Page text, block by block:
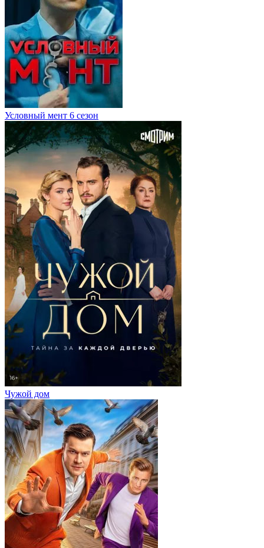
Условный мент 6 сезон
Чужой дом